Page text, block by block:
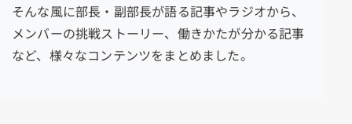
そんな風に部長・副部長が語る記事やラジオから、
メンバーの挑戦ストーリー、働きかたが分かる記事
など、様々なコンテンツをまとめました。